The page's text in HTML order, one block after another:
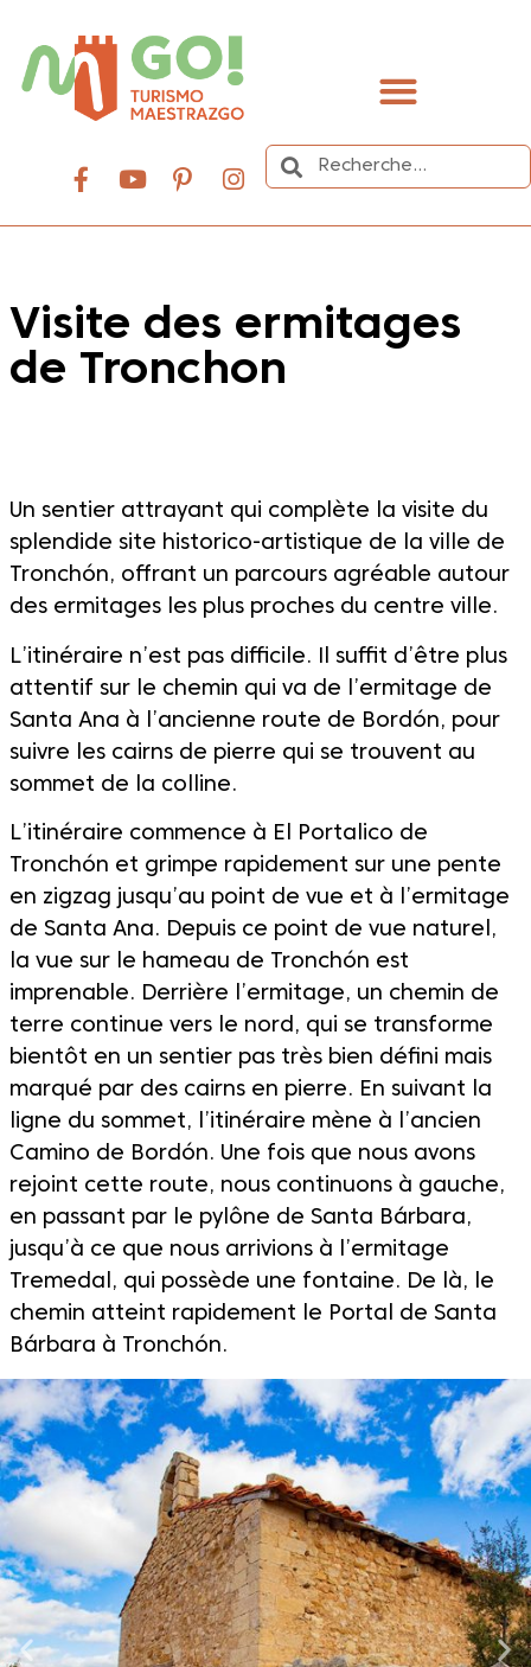
Visite des ermitages
de Tronchon
Un sentier attrayant qui complète la visite du
splendide site historico-artistique de la ville de
Tronchón, offrant un parcours agréable autour
des ermitages les plus proches du centre ville.
L’itinéraire n’est pas difficile. Il suffit d’être plus
attentif sur le chemin qui va de l’ermitage de
Santa Ana à l’ancienne route de Bordón, pour
suivre les cairns de pierre qui se trouvent au
sommet de la colline.
L’itinéraire commence à El Portalico de
Tronchón et grimpe rapidement sur une pente
en zigzag jusqu’au point de vue et à l’ermitage
de Santa Ana. Depuis ce point de vue naturel,
la vue sur le hameau de Tronchón est
imprenable. Derrière l’ermitage, un chemin de
terre continue vers le nord, qui se transforme
bientôt en un sentier pas très bien défini mais
marqué par des cairns en pierre. En suivant la
ligne du sommet, l’itinéraire mène à l’ancien
Camino de Bordón. Une fois que nous avons
rejoint cette route, nous continuons à gauche,
en passant par le pylône de Santa Bárbara,
jusqu’à ce que nous arrivions à l’ermitage
Tremedal, qui possède une fontaine. De là, le
chemin atteint rapidement le Portal de Santa
Bárbara à Tronchón.